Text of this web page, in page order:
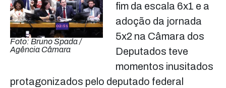
Foto: Bruno Spada /
Agência Câmara
fim da escala 6x1 e a
adoção da jornada
5x2 na Câmara dos
Deputados teve
momentos inusitados
protagonizados pelo deputado federal